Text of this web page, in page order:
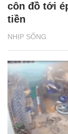
NHỊP SỐNG
côn đồ tới
tiền